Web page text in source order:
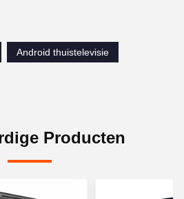
Android thuistelevisie
Producten